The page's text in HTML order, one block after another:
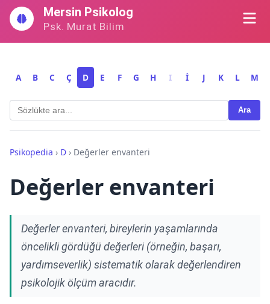
İçeriğe
geç
Mersin Psikolog
Psk. Murat Bilim
A B C Ç D E F G H I İ J K L M
Ara
Psikopedia › D › Değerler envanteri
Değerler envanteri
Değerler envanteri, bireylerin yaşamlarında
öncelikli gördüğü değerleri (örneğin, başarı,
yardımseverlik) sistematik olarak değerlendiren
psikolojik ölçüm aracıdır.